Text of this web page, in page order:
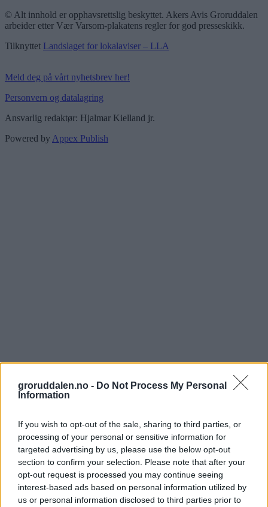
groruddalen.no - Do Not Process My Personal
Information
If you wish to opt-out of the sale, sharing to third parties, or
processing of your personal or sensitive information for
targeted advertising by us, please use the below opt-out
section to confirm your selection. Please note that after your
opt-out request is processed you may continue seeing
interest-based ads based on personal information utilized by
us or personal information disclosed to third parties prior to
© Alt innhold er opphavsrettslig beskyttet. Akers Avis Groruddalen
arbeider etter Vær Varsom-plakatens regler for god presseskikk.
Tilknyttet Landslaget for lokalaviser – LLA
Meld deg på vårt nyhetsbrev her!
Personvern og datalagring
Ansvarlig redaktør: Hjalmar Kielland jr.
Powered by Appex Publish